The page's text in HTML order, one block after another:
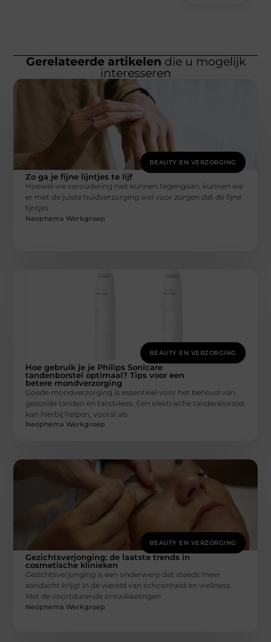
Gerelateerde artikelen die u mogelijk
interesseren
BEAUTY EN VERZORGING
Zo ga je fijne lijntjes te lijf
Hoewel we veroudering niet kunnen tegengaan, kunnen we
er met de juiste huidverzorging wel voor zorgen dat de fijne
lijntjes
Neophema Werkgroep
BEAUTY EN VERZORGING
Hoe gebruik je je Philips Sonicare
tandenborstel optimaal? Tips voor een
betere mondverzorging
Goede mondverzorging is essentieel voor het behoud van
gezonde tanden en tandvlees. Een elektrische tandenborstel
kan hierbij helpen, vooral als
Neophema Werkgroep
BEAUTY EN VERZORGING
Gezichtsverjonging: de laatste trends in
cosmetische klinieken
Gezichtsverjonging is een onderwerp dat steeds meer
aandacht krijgt in de wereld van schoonheid en wellness.
Met de voortdurende ontwikkelingen
Neophema Werkgroep